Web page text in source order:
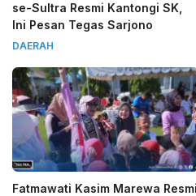
se-Sultra Resmi Kantongi SK,
Ini Pesan Tegas Sarjono
DAERAH
Fatmawati Kasim Marewa Resmi